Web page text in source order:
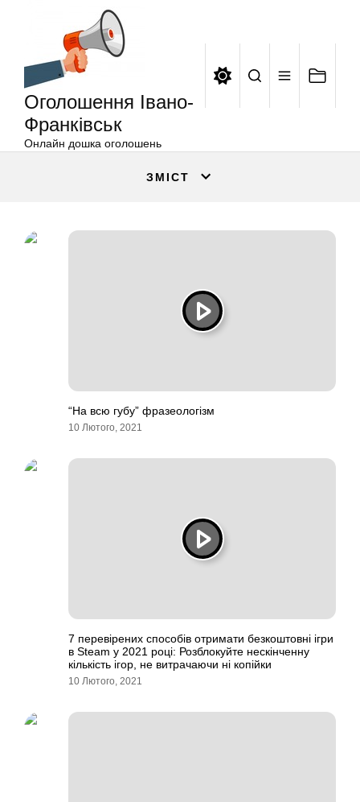
Оголошення Івано-
Франківськ
Онлайн дошка оголошень
ЗМІСТ
“На всю губу” фразеологізм
10 Лютого, 2021
7 перевірених способів отримати безкоштовні ігри
в Steam у 2021 році: Розблокуйте нескінченну
кількість ігор, не витрачаючи ні копійки
10 Лютого, 2021